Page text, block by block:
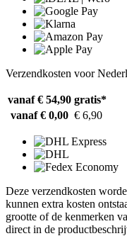
Verzendkosten voor
vanaf € 54,90 gratis*
vanaf € 0,00 € 6,90
Deze verzendkosten
kunnen extra kosten
grootte of de kenmerken
direct in de